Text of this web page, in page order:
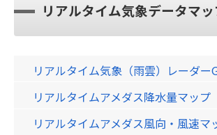
リアルタイム気象データマ
リアルタイム気象（雨雲）レーダ
リアルタイムアメダス降水量マッ
リアルタイムアメダス風向・風速